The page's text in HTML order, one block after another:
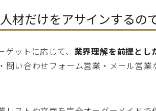
材だけをアサインするの
ットに応じて、 業界理解を前提とし
問い合わせフォーム営業・メール営